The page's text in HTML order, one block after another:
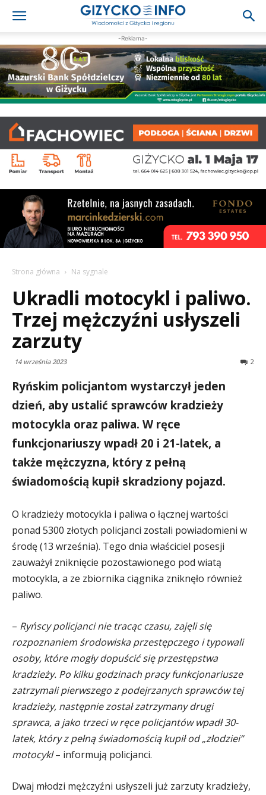
-Reklama-
Strona główna Na sygnale
Ukradli motocykl i paliwo.
Trzej mężczyźni usłyszeli
zarzuty
14 września 2023 2
Ryńskim policjantom wystarczył jeden
dzień, aby ustalić sprawców kradzieży
motocykla oraz paliwa. W ręce
funkcjonariuszy wpadł 20 i 21-latek, a
także mężczyzna, który z pełną
świadomością kupił skradziony pojazd.
O kradzieży motocykla i paliwa o łącznej wartości
ponad 5300 złotych policjanci zostali powiadomieni w
środę (13 września). Tego dnia właściciel posesji
zauważył zniknięcie pozostawionego pod wiatą
motocykla, a ze zbiornika ciągnika zniknęło również
paliwo.
– Ryńscy policjanci nie tracąc czasu, zajęli się
rozpoznaniem środowiska przestępczego i typowali
osoby, które mogły dopuścić się przestępstwa
kradzieży. Po kilku godzinach pracy funkcjonariusze
zatrzymali pierwszego z podejrzanych sprawców tej
kradzieży, następnie został zatrzymany drugi
sprawca, a jako trzeci w ręce policjantów wpadł 30-
latek, który z pełną świadomością kupił od „złodziei”
motocykl– informują policjanci.
Dwaj młodzi mężczyźni usłyszeli już zarzuty kradzieży,